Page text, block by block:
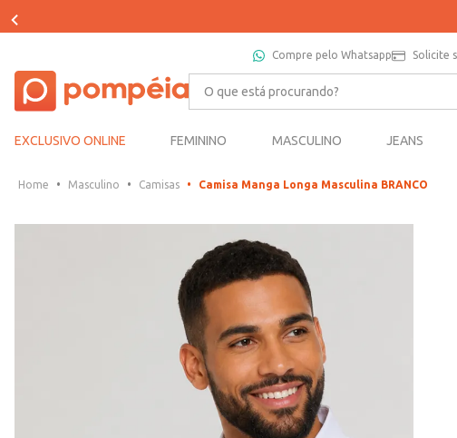
Compre pelo Whatsapp Solicite
O que está procurando?
EXCLUSIVO ONLINE FEMININO MASCULINO JEANS
Masculino Camisas Camisa Manga Longa Masculina BRANCO